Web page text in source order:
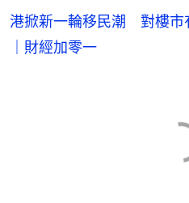
港掀新一輪移民潮 對樓
｜財經加零一